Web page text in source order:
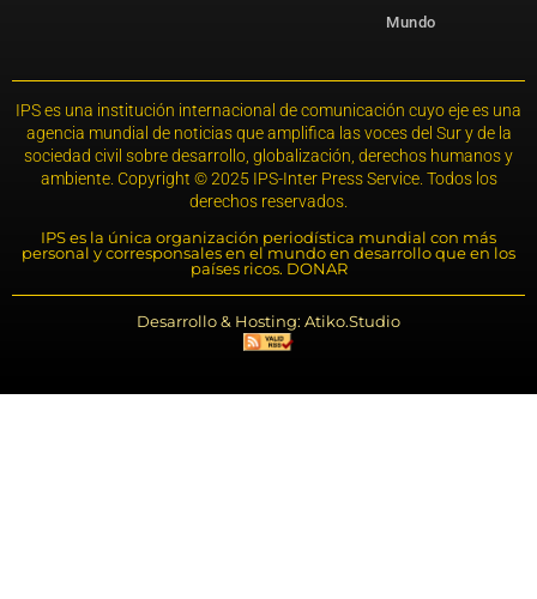
Mundo
IPS es una institución internacional de comunicación cuyo eje es una
agencia mundial de noticias que amplifica las voces del Sur y de la
sociedad civil sobre desarrollo, globalización, derechos humanos y
ambiente. Copyright © 2025 IPS-Inter Press Service. Todos los
derechos reservados.
IPS es la única organización periodística mundial con más
personal y corresponsales en el mundo en desarrollo que en los
países ricos. DONAR
Desarrollo & Hosting: Atiko.Studio